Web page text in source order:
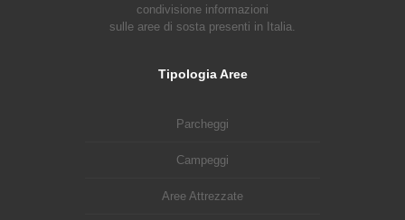
condivisione informazioni
sulle aree di sosta presenti in Italia.
Tipologia Aree
Parcheggi
Campeggi
Aree Attrezzate